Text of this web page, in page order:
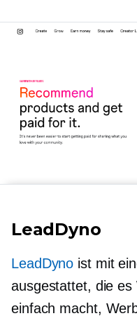
LeadDyno
LeadDyno ist mit
ausgestattet, die
einfach macht,